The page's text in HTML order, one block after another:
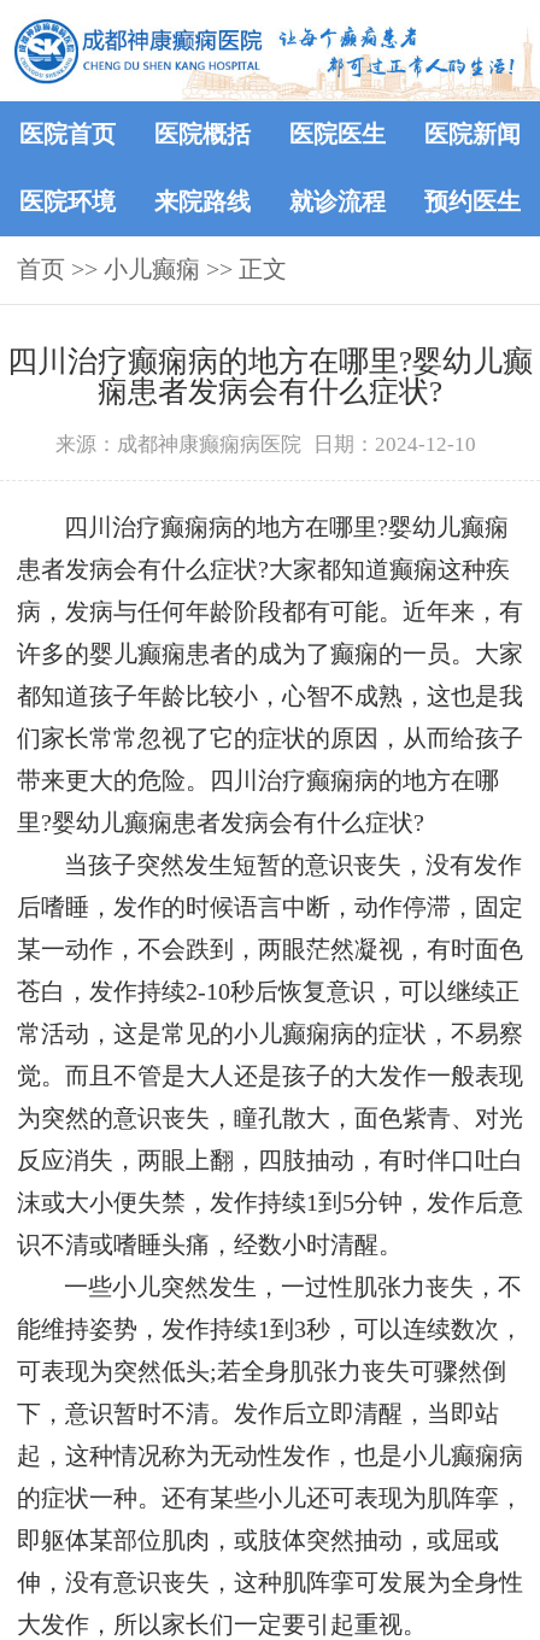
医院首页 医院概括 医院医生 医院新闻
医院环境 来院路线 就诊流程 预约医生
首页 >> 小儿癫痫 >> 正文
四川治疗癫痫病的地方在哪里?婴幼儿癫
痫患者发病会有什么症状?
来源：成都神康癫痫病医院 日期：2024-12-10
四川治疗癫痫病的地方在哪里?婴幼儿癫痫
患者发病会有什么症状?大家都知道癫痫这种疾
病，发病与任何年龄阶段都有可能。近年来，有
许多的婴儿癫痫患者的成为了癫痫的一员。大家
都知道孩子年龄比较小，心智不成熟，这也是我
们家长常常忽视了它的症状的原因，从而给孩子
带来更大的危险。四川治疗癫痫病的地方在哪
里?婴幼儿癫痫患者发病会有什么症状?
当孩子突然发生短暂的意识丧失，没有发作
后嗜睡，发作的时候语言中断，动作停滞，固定
某一动作，不会跌到，两眼茫然凝视，有时面色
苍白，发作持续2-10秒后恢复意识，可以继续正
常活动，这是常见的小儿癫痫病的症状，不易察
觉。而且不管是大人还是孩子的大发作一般表现
为突然的意识丧失，瞳孔散大，面色紫青、对光
反应消失，两眼上翻，四肢抽动，有时伴口吐白
沫或大小便失禁，发作持续1到5分钟，发作后意
识不清或嗜睡头痛，经数小时清醒。
一些小儿突然发生，一过性肌张力丧失，不
能维持姿势，发作持续1到3秒，可以连续数次，
可表现为突然低头;若全身肌张力丧失可骤然倒
下，意识暂时不清。发作后立即清醒，当即站
起，这种情况称为无动性发作，也是小儿癫痫病
的症状一种。还有某些小儿还可表现为肌阵挛，
即躯体某部位肌肉，或肢体突然抽动，或屈或
伸，没有意识丧失，这种肌阵挛可发展为全身性
大发作，所以家长们一定要引起重视。